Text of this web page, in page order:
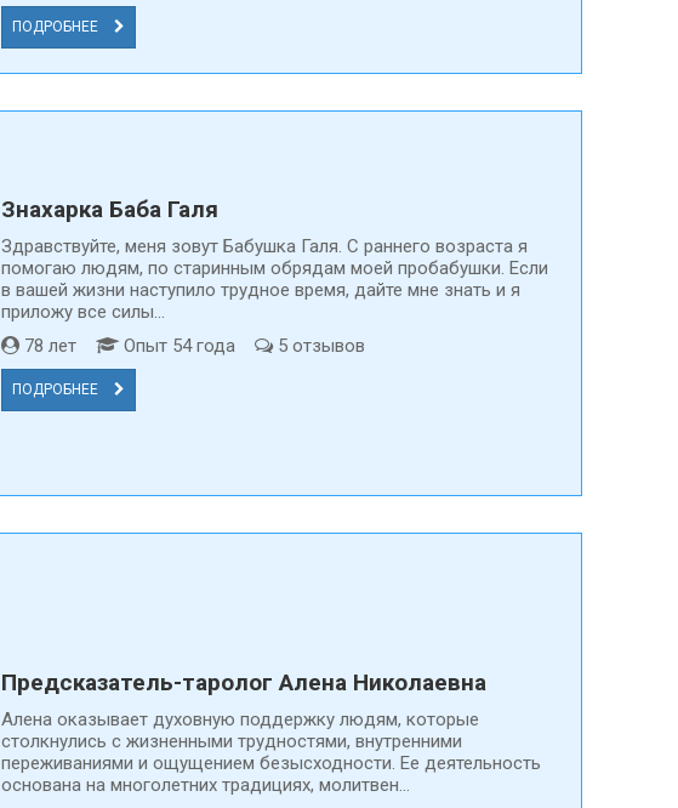
ПОДРОБНЕЕ
Знахарка Баба Галя
Здравствуйте, меня зовут Бабушка Галя. С раннего возраста я
помогаю людям, по старинным обрядам моей пробабушки. Если
в вашей жизни наступило трудное время, дайте мне знать и я
приложу все силы...
78 лет
Опыт 54 года 5 отзывов
ПОДРОБНЕЕ
Предсказатель-таролог Алена Николаевна
Алена оказывает духовную поддержку людям, которые
столкнулись с жизненными трудностями, внутренними
переживаниями и ощущением безысходности. Ее деятельность
основана на многолетних традициях, молитвен...